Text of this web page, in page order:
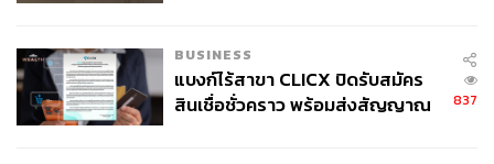
BUSINESS
แบงก์ไร้สาขา CLICX ปิดรับสมัคร
สินเชื่อชั่วคราว พร้อมส่งสัญญาณ
837